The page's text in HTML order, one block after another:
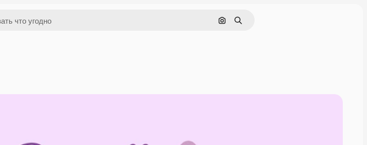
Поиск по изображению
Поиск